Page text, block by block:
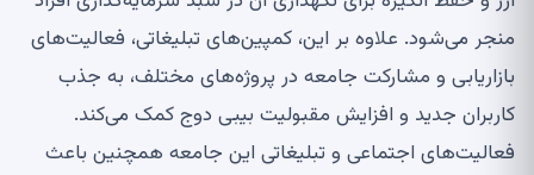
منجر می‌شود. علاوه بر این، کمپین‌های تبلیغاتی، فعالیت‌های
بازاریابی و مشارکت جامعه در پروژه‌های مختلف، به جذب
کاربران جدید و افزایش مقبولیت بیبی دوج کمک می‌کند.
فعالیت‌های اجتماعی و تبلیغاتی این جامعه همچنین باعث